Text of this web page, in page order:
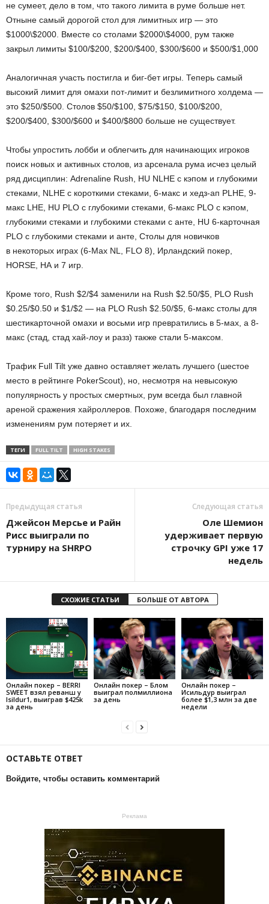
не сумеет, дело в том, что такого лимита в руме больше нет.
Отныне самый дорогой стол для лимитных игр — это
$1000\$2000. Вместе со столами $2000\$4000, рум также
закрыл лимиты $100/$200, $200/$400, $300/$600 и $500/$1,000
Аналогичная участь постигла и биг-бет игры. Теперь самый
высокий лимит для омахи пот-лимит и безлимитного холдема —
это $250/$500. Столов $50/$100, $75/$150, $100/$200,
$200/$400, $300/$600 и $400/$800 больше не существует.
Чтобы упростить лобби и облегчить для начинающих игроков
поиск новых и активных столов, из арсенала рума исчез целый
ряд дисциплин: Adrenaline Rush, HU NLHE с кэпом и глубокими
стеками, NLHE с короткими стеками, 6-макс и хедз-ап PLHE, 9-
макс LHE, HU PLO с глубокими стеками, 6-макс PLO с кэпом,
глубокими стеками и глубокими стеками с анте, HU 6-карточная
PLO c глубокими стеками и анте, Столы для новичков
в некоторых играх (6-Max NL, FLO 8), Ирландский покер,
HORSE, HA и 7 игр.
Кроме того, Rush $2/$4 заменили на Rush $2.50/$5, PLO Rush
$0.25/$0.50 и $1/$2 — на PLO Rush $2.50/$5, 6-макс столы для
шестикарточной омахи и восьми игр превратились в 5-мах, а 8-
макс (стад, стад хай-лоу и разз) также стали 5-максом.
Трафик Full Tilt уже давно оставляет желать лучшего (шестое
место в рейтинге PokerScout), но, несмотря на невысокую
популярность у простых смертных, рум всегда был главной
ареной сражения хайроллеров. Похоже, благодаря последним
изменениям рум потеряет и их.
ТЕГИ FULL TILT HIGH STAKES
Предыдущая статья
Джейсон Мерсье и Райн
Рисс выиграли по
турниру на SHRPO
Следующая статья
Оле Шемион
удерживает первую
строчку GPI уже 17
недель
СХОЖИЕ СТАТЬИ БОЛЬШЕ ОТ АВТОРА
Онлайн покер – BERRI
SWEET взял реванш у
Isildur1, выиграв $425k
за день
Онлайн покер – Блом
выиграл полмиллиона
за день
Онлайн покер –
Исильдур выиграл
более $1,3 млн за две
недели
ОСТАВЬТЕ ОТВЕТ
Войдите, чтобы оставить комментарий
Реклама